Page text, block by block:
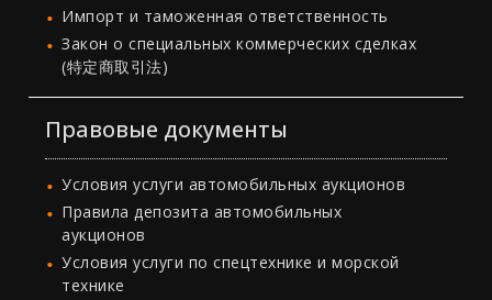
Импорт и таможенная ответственность
Закон о специальных коммерческих сделках
(特定商取引法)
Правовые документы
Условия услуги автомобильных аукционов
Правила депозита автомобильных
аукционов
Условия услуги по спецтехнике и морской
технике